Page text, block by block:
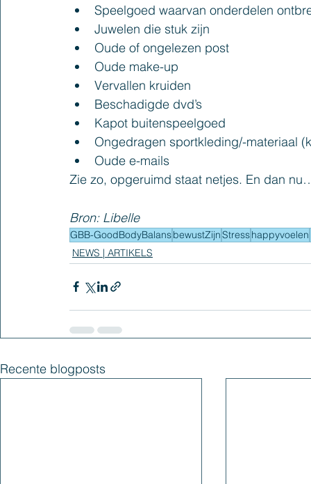
Speelgoed waarvan onderdelen
Juwelen die stuk zijn
Oude of ongelezen post
Oude make-up
Vervallen kruiden
Beschadigde dvd’s
Kapot buitenspeelgoed
Ongedragen sportkleding/-materiaal
Oude e-mails
Zie zo, opgeruimd staat netjes. En dan
Bron: Libelle
GBB-GoodBodyBalansbewustZijnStresshappyvoelen
NEWS | ARTIKELS
Recente blogposts